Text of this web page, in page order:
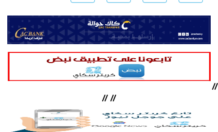
//
//
//